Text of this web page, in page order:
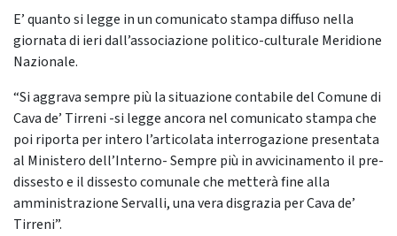
E’ quanto si legge in un comunicato stampa diffuso nella
giornata di ieri dall’associazione politico-culturale Meridione
Nazionale.
“Si aggrava sempre più la situazione contabile del Comune di
Cava de’ Tirreni -si legge ancora nel comunicato stampa che
poi riporta per intero l’articolata interrogazione presentata
al Ministero dell’Interno- Sempre più in avvicinamento il pre-
dissesto e il dissesto comunale che metterà fine alla
amministrazione Servalli, una vera disgrazia per Cava de’
Tirreni”.